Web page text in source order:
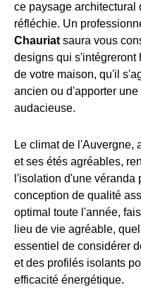
ce paysage architectural
réfléchie. Un
Chauriat saura vous
designs qui s'intégreront
de votre maison, qu'il
ancien ou d'apporter
audacieuse.
Le climat de l'Auvergne,
et ses étés agréables,
l'isolation d'une
conception de qualité
optimal toute l'année,
lieu de vie agréable,
essentiel de considérer
et des profilés isolants
efficacité énergétique.